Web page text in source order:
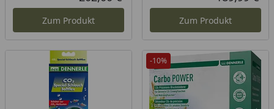
Aktueller Preis
Zum Produkt Zum Produkt
-10%